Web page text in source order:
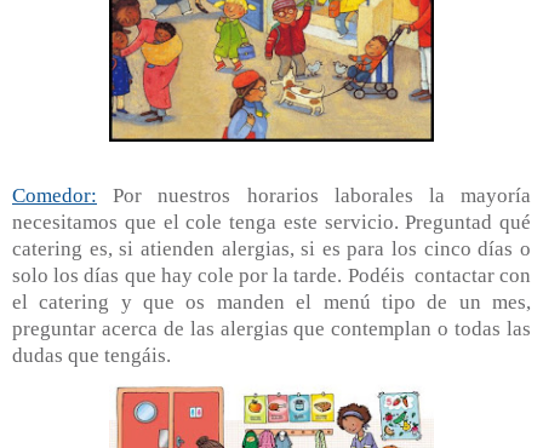
Comedor: Por nuestros horarios laborales la mayoría
necesitamos que el cole tenga este servicio. Preguntad qué
catering es, si atienden alergias, si es para los cinco días o
solo los días que hay cole por la tarde. Podéis contactar con
el catering y que os manden el menú tipo de un mes,
preguntar acerca de las alergias que contemplan o todas las
dudas que tengáis.